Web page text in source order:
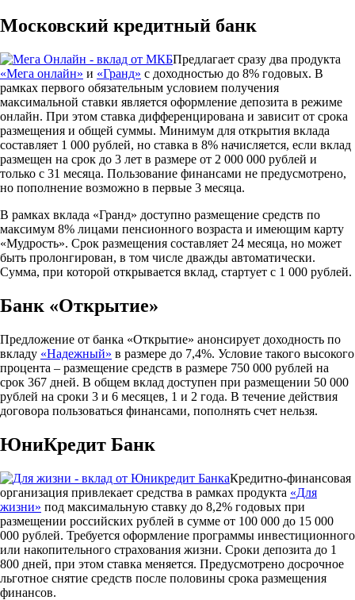
Московский кредитный банк
Предлагает сразу два продукта
«Мега онлайн» и «Гранд» с доходностью до 8% годовых. В
рамках первого обязательным условием получения
максимальной ставки является оформление депозита в режиме
онлайн. При этом ставка дифференцирована и зависит от срока
размещения и общей суммы. Минимум для открытия вклада
составляет 1 000 рублей, но ставка в 8% начисляется, если вклад
размещен на срок до 3 лет в размере от 2 000 000 рублей и
только с 31 месяца. Пользование финансами не предусмотрено,
но пополнение возможно в первые 3 месяца.
В рамках вклада «Гранд» доступно размещение средств по
максимум 8% лицами пенсионного возраста и имеющим карту
«Мудрость». Срок размещения составляет 24 месяца, но может
быть пролонгирован, в том числе дважды автоматически.
Сумма, при которой открывается вклад, стартует с 1 000 рублей.
Банк «Открытие»
Предложение от банка «Открытие» анонсирует доходность по
вкладу «Надежный» в размере до 7,4%. Условие такого высокого
процента – размещение средств в размере 750 000 рублей на
срок 367 дней. В общем вклад доступен при размещении 50 000
рублей на сроки 3 и 6 месяцев, 1 и 2 года. В течение действия
договора пользоваться финансами, пополнять счет нельзя.
ЮниКредит Банк
Кредитно-финансовая
организация привлекает средства в рамках продукта «Для
жизни» под максимальную ставку до 8,2% годовых при
размещении российских рублей в сумме от 100 000 до 15 000
000 рублей. Требуется оформление программы инвестиционного
или накопительного страхования жизни. Сроки депозита до 1
800 дней, при этом ставка меняется. Предусмотрено досрочное
льготное снятие средств после половины срока размещения
финансов.